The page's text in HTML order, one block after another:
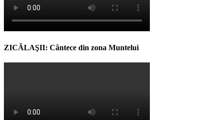
ZICĂLAŞII: Cântece din zona Muntelui